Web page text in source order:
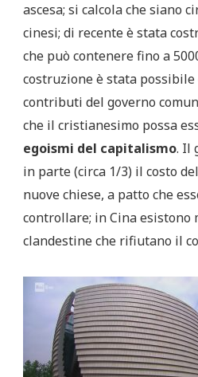
ascesa; si calcola che siano
cinesi; di recente è stata
che può contenere fino a
costruzione è stata possibile
contributi del governo
che il cristianesimo possa
egoismi del capitalismo. Il
in parte (circa 1/3) il costo
nuove chiese, a patto che
controllare; in Cina esistono
clandestine che rifiutano il